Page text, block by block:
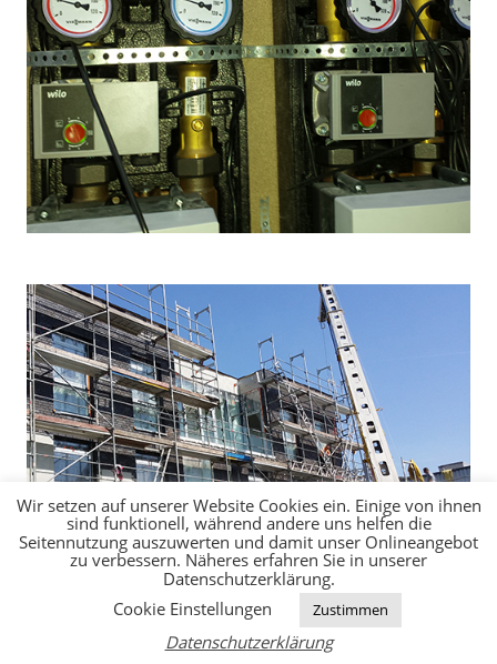
Wir setzen auf unserer Website Cookies ein. Einige von ihnen
sind funktionell, während andere uns helfen die
Seitennutzung auszuwerten und damit unser Onlineangebot
zu verbessern. Näheres erfahren Sie in unserer
Datenschutzerklärung.
Cookie Einstellungen
Zustimmen
Datenschutzerklärung